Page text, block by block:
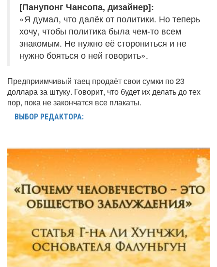
[Панупонг Чансопа, дизайнер]:
«Я думал, что далёк от политики. Но теперь
хочу, чтобы политика была чем-то всем
знакомым. Не нужно её сторониться и не
нужно бояться о ней говорить».
Предприимчивый таец продаёт свои сумки по 23
доллара за штуку. Говорит, что будет их делать до тех
пор, пока не закончатся все плакаты.
ВЫБОР РЕДАКТОРА: